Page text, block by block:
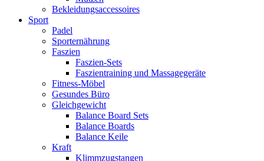
Bekleidungsaccessoires
Sport
Padel
Sporternährung
Faszien
Faszien-Sets
Faszientraining und Massagegeräte
Fitness-Möbel
Gesundes Büro
Gleichgewicht
Balance Board Sets
Balance Boards
Balance Keile
Kraft
Klimmzugstangen